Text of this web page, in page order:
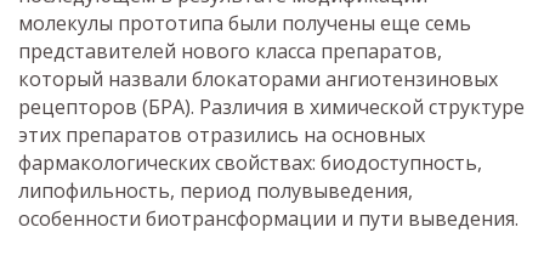
молекулы прототипа были получены еще семь
представителей нового класса препаратов,
который назвали блокаторами ангиотензиновых
рецепторов (БРА). Различия в химической структуре
этих препаратов отразились на основных
фармакологических свойствах: биодоступность,
липофильность, период полувыведения,
особенности биотрансформации и пути выведения.